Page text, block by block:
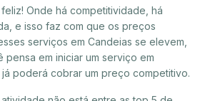
Onde há competitividade, há
e isso faz com que os preços
serviços em Candeias se elevem,
pensa em iniciar um serviço em
poderá cobrar um preço competitivo.